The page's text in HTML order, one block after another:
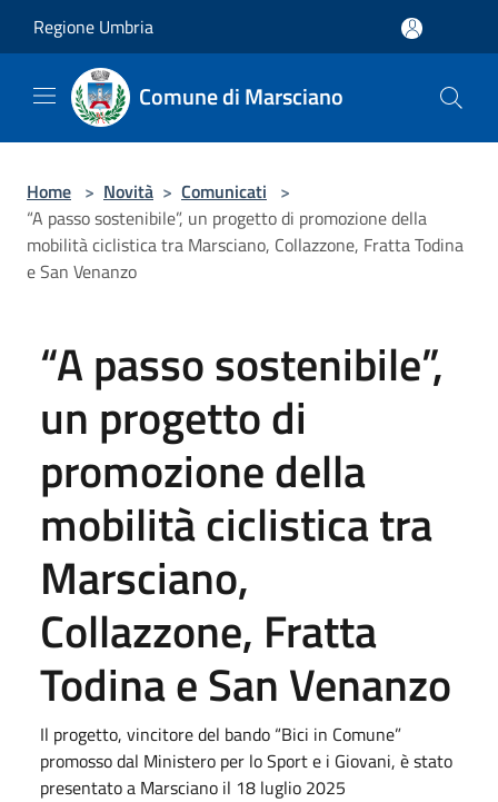
Regione Umbria
Comune di Marsciano
Home > Novità > Comunicati >
“A passo sostenibile”, un progetto di promozione della
mobilità ciclistica tra Marsciano, Collazzone, Fratta Todina
e San Venanzo
“A passo sostenibile”,
un progetto di
promozione della
mobilità ciclistica tra
Marsciano,
Collazzone, Fratta
Todina e San Venanzo
Il progetto, vincitore del bando “Bici in Comune”
promosso dal Ministero per lo Sport e i Giovani, è stato
presentato a Marsciano il 18 luglio 2025